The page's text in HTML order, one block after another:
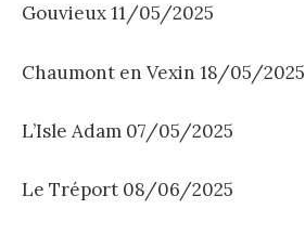
Gouvieux 11/05/2025
Chaumont en Vexin 18/05/2025
L’Isle Adam 07/05/2025
Le Tréport 08/06/2025